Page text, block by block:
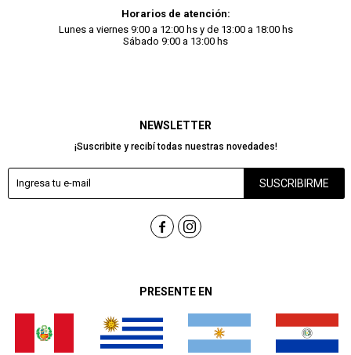
PRESENTE EN
NEWSLETTER
¡Suscribite y recibí todas nuestras novedades!
SUSCRIBIRME
 
Horarios de atención:
Lunes a viernes 9:00 a 12:00 hs y de 13:00 a 18:00 hs
Sábado 9:00 a 13:00 hs